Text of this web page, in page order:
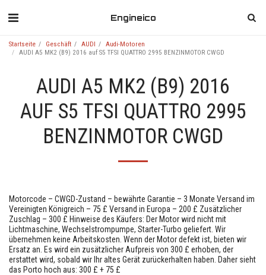
Engineico
Startseite Geschäft AUDI
Audi-Motoren
AUDI A5 MK2 (B9) 2016 auf S5 TFSI QUATTRO 2995 BENZINMOTOR CWGD
AUDI A5 MK2 (B9) 2016
AUF S5 TFSI QUATTRO 2995
BENZINMOTOR CWGD
Motorcode – CWGD-Zustand – bewährte Garantie – 3 Monate Versand im
Vereinigten Königreich – 75 £ Versand in Europa – 200 £ Zusätzlicher
Zuschlag – 300 £ Hinweise des Käufers: Der Motor wird nicht mit
Lichtmaschine, Wechselstrompumpe, Starter-Turbo geliefert. Wir
übernehmen keine Arbeitskosten. Wenn der Motor defekt ist, bieten wir
Ersatz an. Es wird ein zusätzlicher Aufpreis von 300 £ erhoben, der
erstattet wird, sobald wir Ihr altes Gerät zurückerhalten haben. Daher sieht
das Porto hoch aus: 300 £ + 75 £